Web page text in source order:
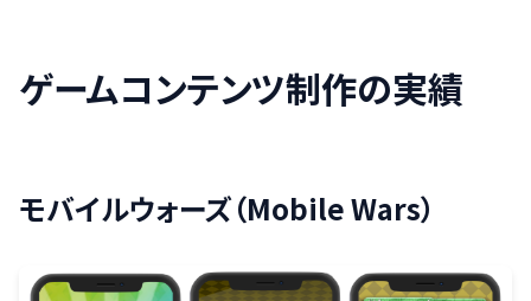
ゲームコンテンツ制作の実績
モバイルウォーズ（Mobile Wars）